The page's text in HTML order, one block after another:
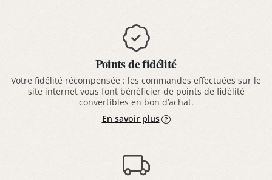
Points de fidélité
Votre fidélité récompensée : les commandes effectuées sur le
site internet vous font bénéficier de points de fidélité
convertibles en bon d’achat.
En savoir plus